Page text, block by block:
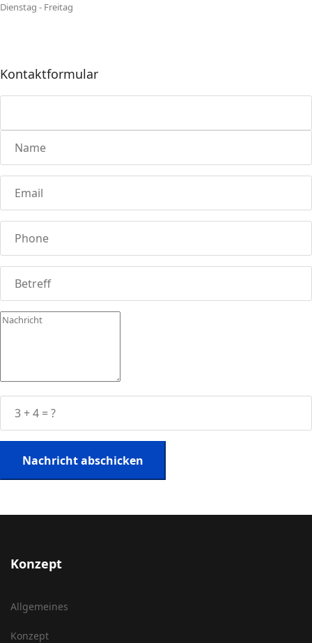
Dienstag - Freitag
Kontaktformular
Nachricht abschicken
Konzept
Allgemeines
Konzept